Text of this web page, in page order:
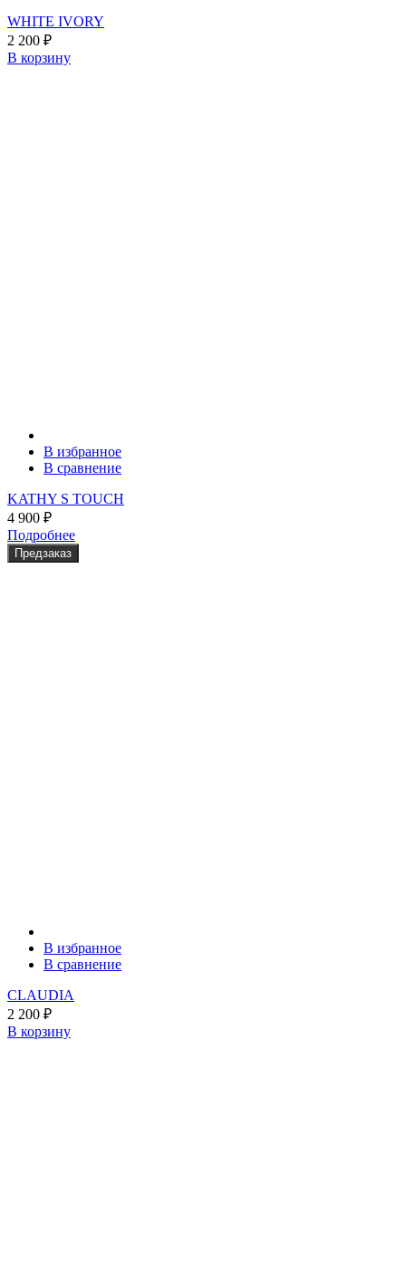
WHITE IVORY
2 200 ₽
В корзину
В избранное
В сравнение
KATHY S TOUCH
4 900 ₽
Подробнее
Предзаказ
В избранное
В сравнение
CLAUDIA
2 200 ₽
В корзину